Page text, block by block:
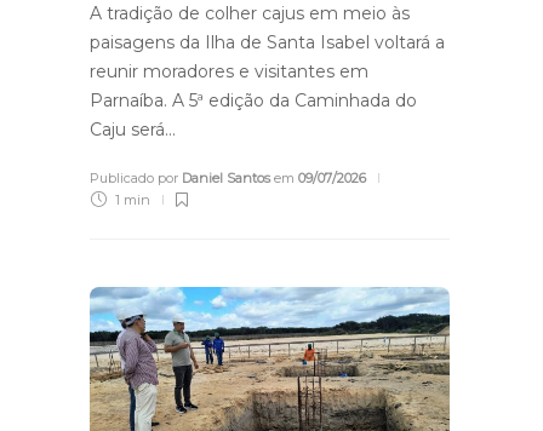
A tradição de colher cajus em meio às
paisagens da Ilha de Santa Isabel voltará a
reunir moradores e visitantes em
Parnaíba. A 5ª edição da Caminhada do
Caju será…
Publicado por Daniel Santosem 09/07/2026
1 min